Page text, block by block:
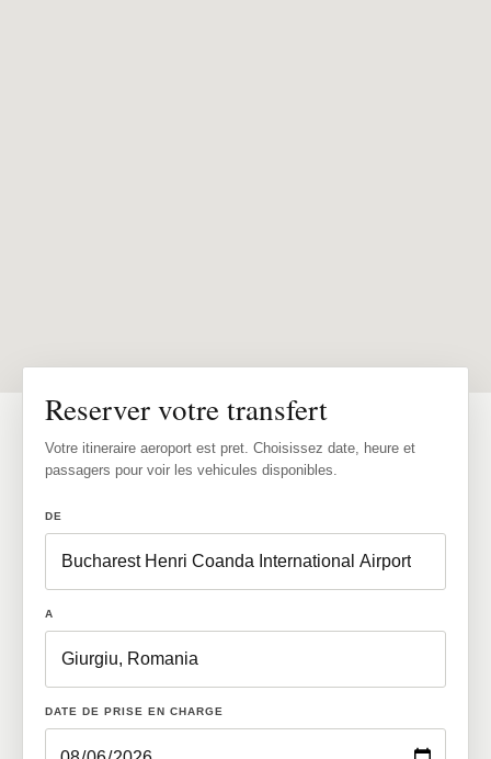
Reserver votre transfert
Votre itineraire aeroport est pret. Choisissez date, heure et
passagers pour voir les vehicules disponibles.
DE
A
DATE DE PRISE EN CHARGE